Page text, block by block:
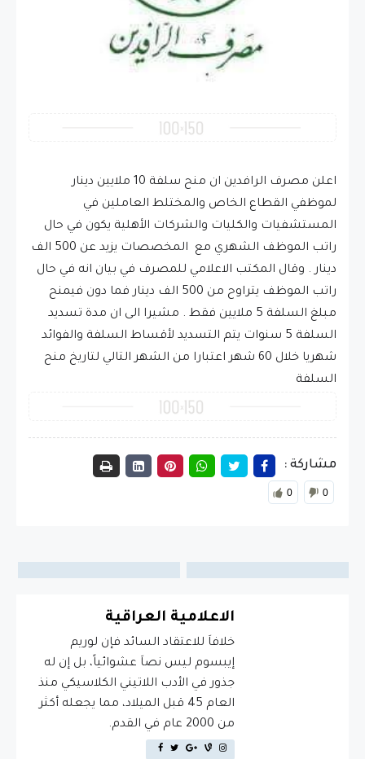
اعلن مصرف الرافدين ان منح سلفة 10 ملايين دينار
لموظفي القطاع الخاص والمختلط العاملين في
المستشفيات والكليات والشركات الأهلية يكون في حال
راتب الموظف الشهري مع المخصصات يزيد عن 500 الف
دينار . وقال المكتب الاعلامي للمصرف في بيان انه في حال
راتب الموظف يتراوح من 500 الف دينار فما دون فيمنح
مبلغ السلفة 5 ملايين فقط . مشيرا الى ان مدة تسديد
السلفة 5 سنوات يتم التسديد لأقساط السلفة والفوائد
شهريا خلال 60 شهر اعتبارا من الشهر التالي لتاريخ منح
السلفة
مشاركة :
0 0
الاعلامية العراقية
خلافاَ للاعتقاد السائد فإن لوريم
إيبسوم ليس نصاَ عشوائياً، بل إن له
جذور في الأدب اللاتيني الكلاسيكي منذ
العام 45 قبل الميلاد، مما يجعله أكثر
من 2000 عام في القدم.